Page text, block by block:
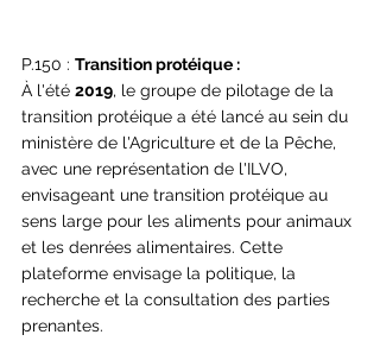
P.150 : Transition protéique :
À l'été 2019, le groupe de pilotage de la
transition protéique a été lancé au sein du
ministère de l'Agriculture et de la Pêche,
avec une représentation de l'ILVO,
envisageant une transition protéique au
sens large pour les aliments pour animaux
et les denrées alimentaires. Cette
plateforme envisage la politique, la
recherche et la consultation des parties
prenantes.